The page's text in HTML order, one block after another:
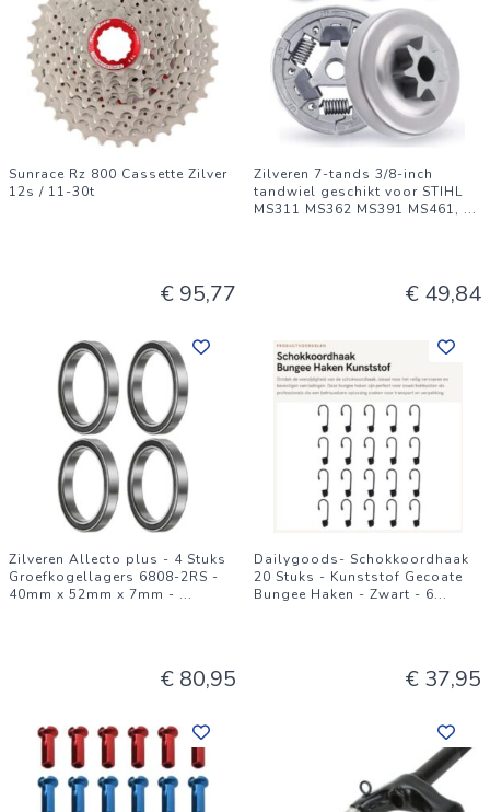
Sunrace Rz 800 Cassette Zilver
12s / 11-30t
€ 95,77
Zilveren 7-tands 3/8-inch
tandwiel geschikt voor STIHL
MS311 MS362 MS391 MS461, ...
€ 49,84
Zilveren Allecto plus - 4 Stuks
Groefkogellagers 6808-2RS -
40mm x 52mm x 7mm - ...
€ 80,95
Dailygoods- Schokkoordhaak
20 Stuks - Kunststof Gecoate
Bungee Haken - Zwart - 6...
€ 37,95